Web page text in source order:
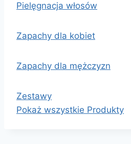
Pielęgnacja włosów
Zapachy dla kobiet
Zapachy dla mężczyzn
Zestawy
Pokaż wszystkie Produkty